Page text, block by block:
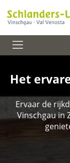
Het
Ervaar de
Vinschgau in